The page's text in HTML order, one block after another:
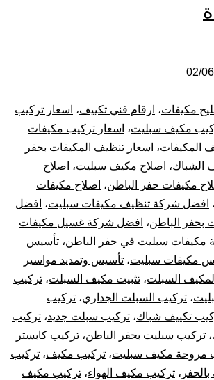
تنظيف
مكيفات
بحفر
الباطن
سبليت
مركزي
دولابي
شباك
كونسيلد
02/
مكيفات، ارقام فني تكييف، اسعار تركيب
مكيف سبليت، اسعار تركيب مكيفات
المكيفات، اسعار تنظيف المكيفات بحفر
الشباك، اصلاح مكيف سبليت، اصلاح
مكيفات حفر الباطن، اصلاح مكيفات
، افضل شركة تنظيف مكيفات سبليت، افضل
بحفر الباطن، افضل شركة غسيل مكيفات
مكيفات سبليت في حفر الباطن، تأسيس
مكيفات سبليت، تأسيس وتمديد مواسير
السبلت، تثبيت مكيف السبلت، تركيب
، تركيب السبلت الجداري، تركيب
تكييف شباك، تركيب سبلت جديد، تركيب
، تركيب سبليت بحفر الباطن، تركيب كابستر
مروحة مكيف سبليت، تركيب مكيف، تركيب
، تركيب مكيف الهواء، تركيب مكيف